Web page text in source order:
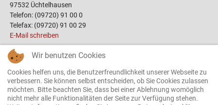
97532 Üchtelhausen
Telefon: (09720) 91 00 0
Telefax: (09720) 91 00 29
E-Mail schreiben
Links
Öffnungszeiten
Terminbuchung
Bauplätze
Wir benutzen Cookies
Cookies helfen uns, die Benutzerfreundlichkeit unserer Webseite zu
verbessern. Sie können selbst entscheiden, ob Sie Cookies zulassen
möchten. Bitte beachten Sie, dass bei einer Ablehnung womöglich
nicht mehr alle Funktionalitäten der Seite zur Verfügung stehen.